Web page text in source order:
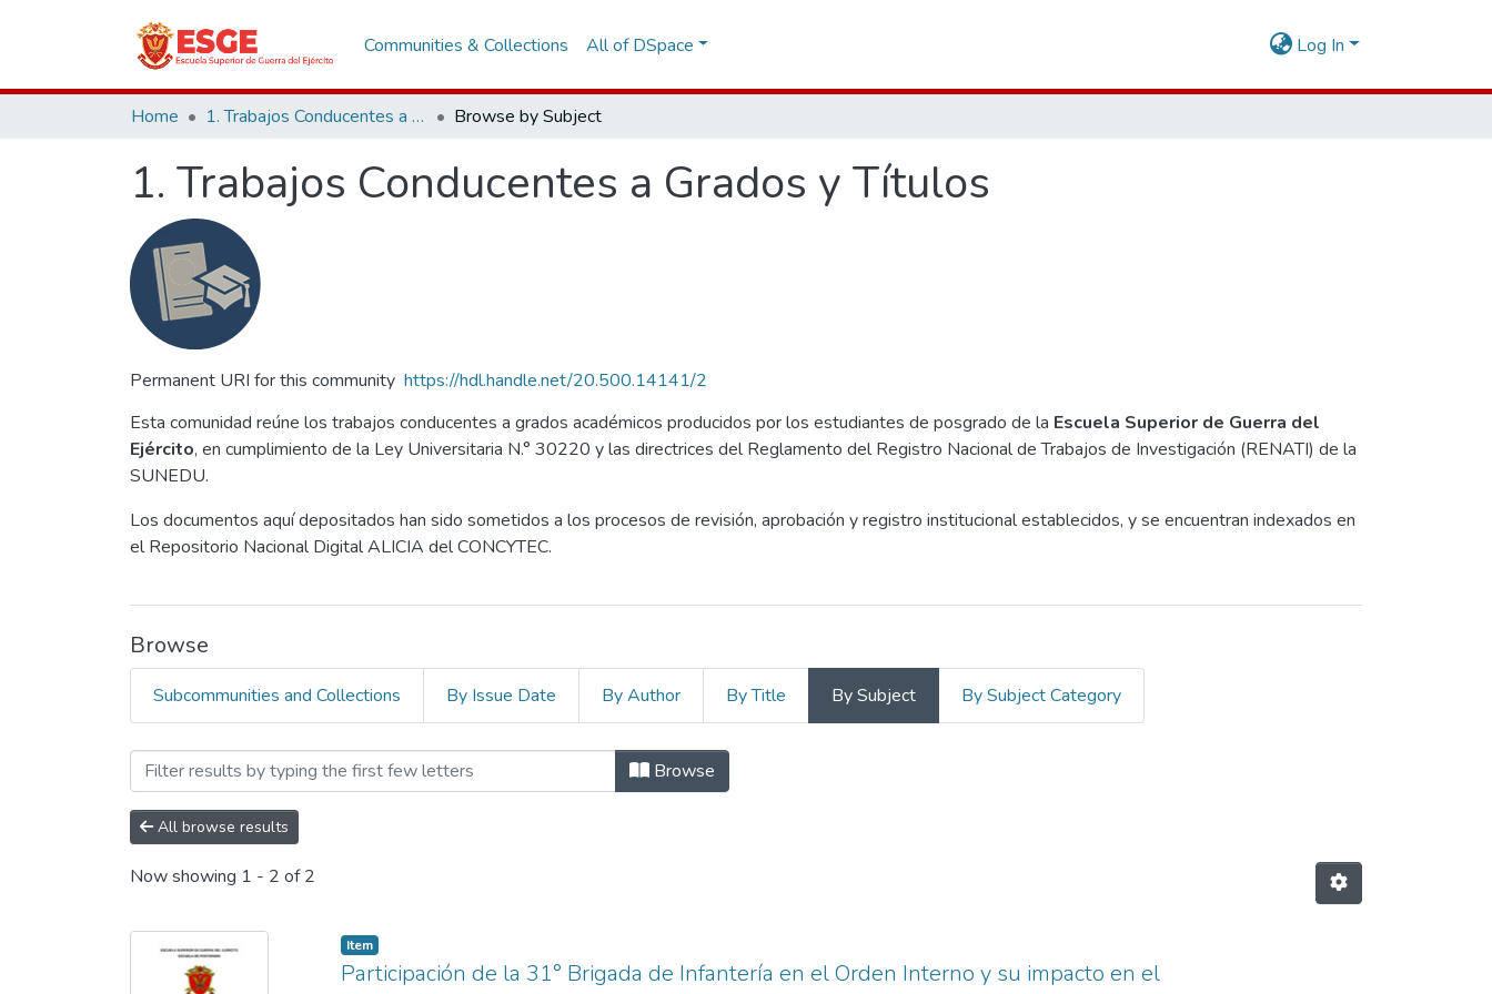
Communities & Collections All of DSpace Log In
Home 1. Trabajos Conducentes a Grados y Títulos Browse by Subject
1. Trabajos Conducentes a Grados y Títulos
Permanent URI for this community https://hdl.handle.net/20.500.14141/2
Esta comunidad reúne los trabajos conducentes a grados académicos producidos por los estudiantes de posgrado de la Escuela Superior de Guerra del
Ejército, en cumplimiento de la Ley Universitaria N.° 30220 y las directrices del Reglamento del Registro Nacional de Trabajos de Investigación (RENATI) de la
SUNEDU.
Los documentos aquí depositados han sido sometidos a los procesos de revisión, aprobación y registro institucional establecidos, y se encuentran indexados en
el Repositorio Nacional Digital ALICIA del CONCYTEC.
Browse
Subcommunities and Collections By Issue Date By Author By Title By Subject By Subject Category
Browsing 1. Trabajos Conducentes a Grados y Títulos by Subject "31ª Brigada de Infantería"
Browse
All browse results
Now showing 1 - 2 of 2
Item
Participación de la 31° Brigada de Infantería en el Orden Interno y su impacto en el